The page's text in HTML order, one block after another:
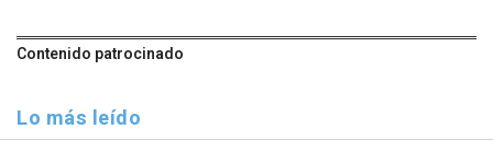
Contenido patrocinado
Lo más leído